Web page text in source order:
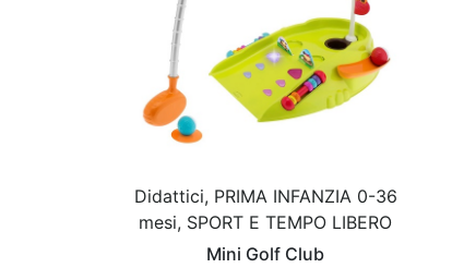
Didattici, PRIMA INFANZIA 0-36
mesi, SPORT E TEMPO LIBERO
Mini Golf Club